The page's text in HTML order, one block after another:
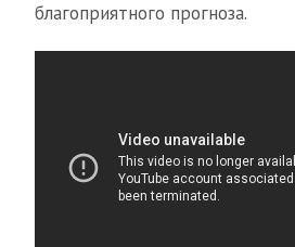
благоприятного прогноза.